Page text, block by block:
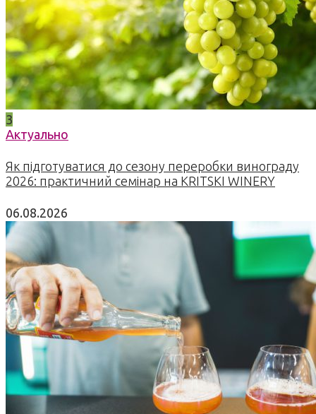
3
Актуально
Як підготуватися до сезону переробки винограду
2026: практичний семінар на KRITSKI WINERY
06.08.2026